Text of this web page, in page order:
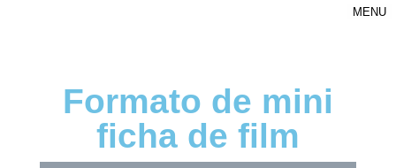
MENU
Formato de mini
ficha de film